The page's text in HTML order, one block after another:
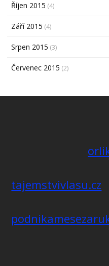
Říjen 2015 (4)
Září 2015 (4)
Srpen 2015 (3)
Červenec 2015 (2)
tajemstvivlasu.cz